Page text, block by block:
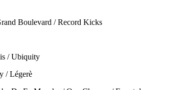
Boulevard / Record Kicks
/ Ubiquity
/ Légerè